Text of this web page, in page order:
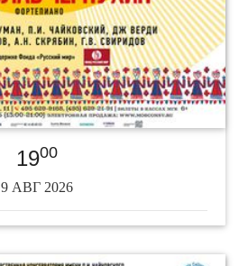
1900
9 АВГ 2026